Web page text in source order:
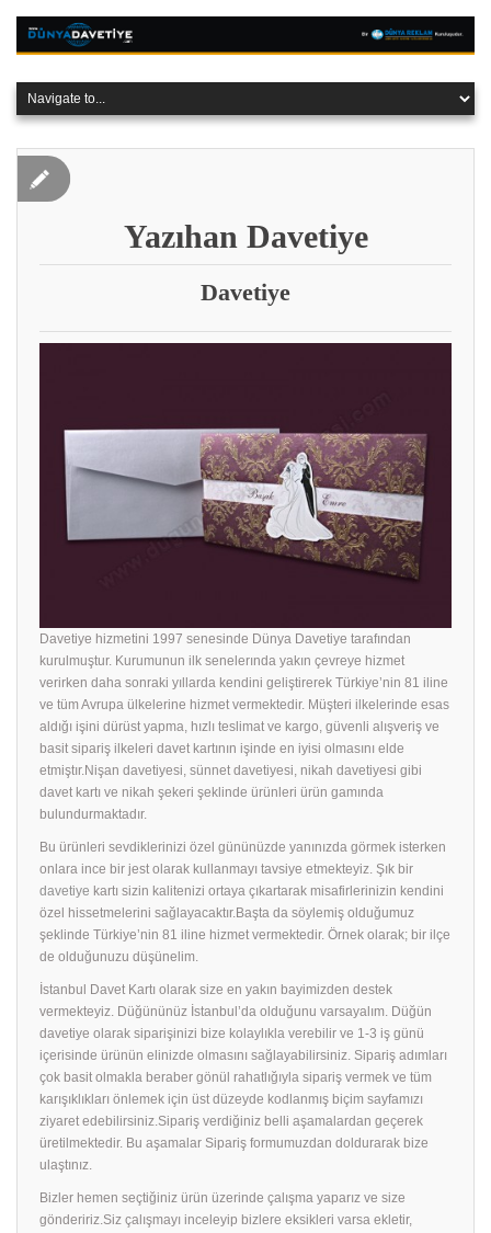
Yazıhan Davetiye
Davetiye
Davetiye hizmetini 1997 senesinde Dünya Davetiye tarafından
kurulmuştur. Kurumunun ilk senelerında yakın çevreye hizmet
verirken daha sonraki yıllarda kendini geliştirerek Türkiye’nin 81 iline
ve tüm Avrupa ülkelerine hizmet vermektedir. Müşteri ilkelerinde esas
aldığı işini dürüst yapma, hızlı teslimat ve kargo, güvenli alışveriş ve
basit sipariş ilkeleri davet kartının işinde en iyisi olmasını elde
etmiştır.Nişan davetiyesi, sünnet davetiyesi, nikah davetiyesi gibi
davet kartı ve nikah şekeri şeklinde ürünleri ürün gamında
bulundurmaktadır.
Bu ürünleri sevdiklerinizi özel gününüzde yanınızda görmek isterken
onlara ince bir jest olarak kullanmayı tavsiye etmekteyiz. Şık bir
davetiye kartı sizin kalitenizi ortaya çıkartarak misafirlerinizin kendini
özel hissetmelerini sağlayacaktır.Başta da söylemiş olduğumuz
şeklinde Türkiye’nin 81 iline hizmet vermektedir. Örnek olarak; bir ilçe
de olduğunuzu düşünelim.
İstanbul Davet Kartı olarak size en yakın bayimizden destek
vermekteyiz. Düğününüz İstanbul’da olduğunu varsayalım. Düğün
davetiye olarak siparişinizi bize kolaylıkla verebilir ve 1-3 iş günü
içerisinde ürünün elinizde olmasını sağlayabilirsiniz. Sipariş adımları
çok basit olmakla beraber gönül rahatlığıyla sipariş vermek ve tüm
karışıklıkları önlemek için üst düzeyde kodlanmış biçim sayfamızı
ziyaret edebilirsiniz.Sipariş verdiğiniz belli aşamalardan geçerek
üretilmektedir. Bu aşamalar Sipariş formumuzdan doldurarak bize
ulaştınız.
Bizler hemen seçtiğiniz ürün üzerinde çalışma yaparız ve size
göndeririz.Siz çalışmayı inceleyip bizlere eksikleri varsa ekletir,